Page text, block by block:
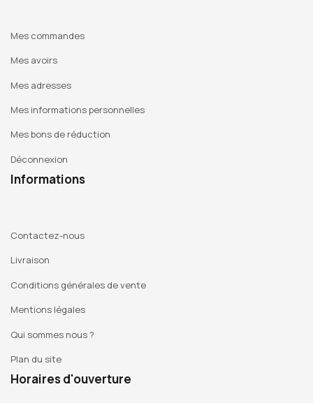
Mes commandes
Mes avoirs
Mes adresses
Mes informations personnelles
Mes bons de réduction
Déconnexion
Informations
Contactez-nous
Livraison
Conditions générales de vente
Mentions légales
Qui sommes nous ?
Plan du site
Horaires d'ouverture